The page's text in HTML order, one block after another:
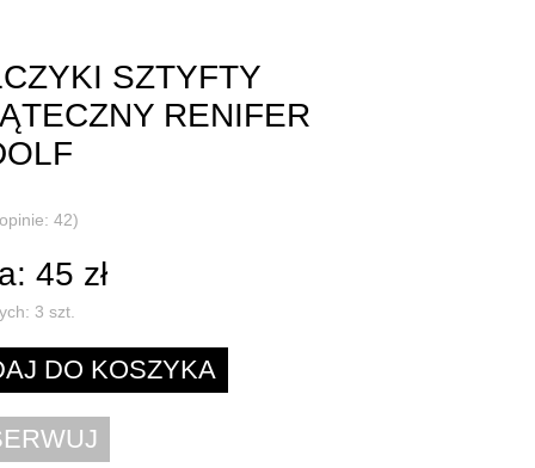
SZTYFTY
RENIFER
42)
45 zł
3 szt.